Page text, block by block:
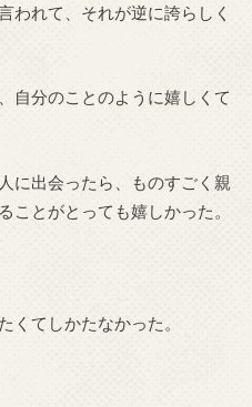
われて、それが逆に誇らしく
自分のことのように嬉しくて
に出会ったら、ものすごく親
ことがとっても嬉しかった。
くてしかたなかった。